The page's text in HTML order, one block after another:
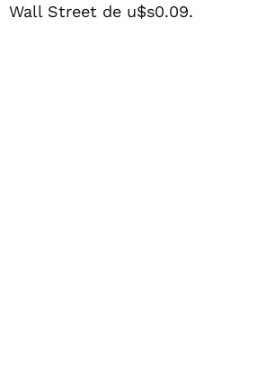
Wall Street de u$s0.09.